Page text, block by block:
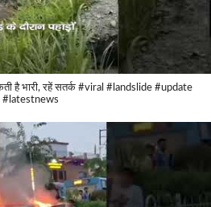
है भारी, रहें सतर्क #viral #landslide #update
#latestnews